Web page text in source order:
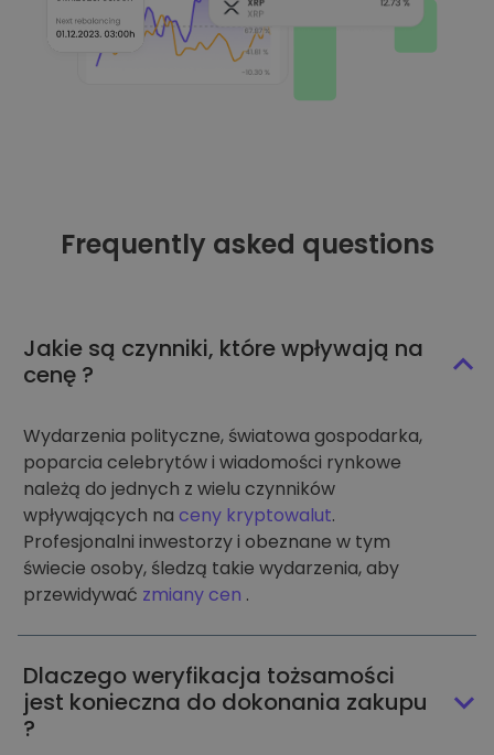
Frequently asked questions
Jakie są czynniki, które wpływają na
cenę ?
Wydarzenia polityczne, światowa gospodarka,
poparcia celebrytów i wiadomości rynkowe
należą do jednych z wielu czynników
wpływających na ceny kryptowalut.
Profesjonalni inwestorzy i obeznane w tym
świecie osoby, śledzą takie wydarzenia, aby
przewidywać zmiany cen .
Dlaczego weryfikacja tożsamości
jest konieczna do dokonania zakupu
?